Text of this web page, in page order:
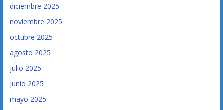
diciembre 2025
noviembre 2025
octubre 2025
agosto 2025
julio 2025
junio 2025
mayo 2025